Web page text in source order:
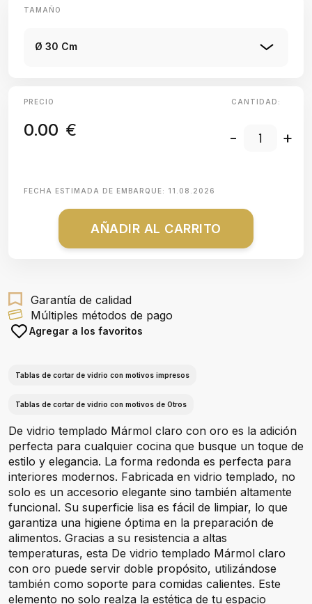
TAMAÑO
Ø 30 Cm
PRECIO
0.00 €
CANTIDAD:
- +
FECHA ESTIMADA DE EMBARQUE: 11.08.2026
AÑADIR AL CARRITO
Garantía de calidad
Múltiples métodos de pago
Agregar a los favoritos
Tablas de cortar de vidrio con motivos impresos
Tablas de cortar de vidrio con motivos de Otros
De vidrio templado Mármol claro con oro es la adición
perfecta para cualquier cocina que busque un toque de
estilo y elegancia. La forma redonda es perfecta para
interiores modernos. Fabricada en vidrio templado, no
solo es un accesorio elegante sino también altamente
funcional. Su superficie lisa es fácil de limpiar, lo que
garantiza una higiene óptima en la preparación de
alimentos. Gracias a su resistencia a altas
temperaturas, esta De vidrio templado Mármol claro
con oro puede servir doble propósito, utilizándose
también como soporte para comidas calientes. Este
elemento no solo realza la estética de tu espacio